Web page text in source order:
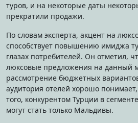
туров, и на некоторые даты
прекратили продажи.
По словам эксперта, акцент на
способствует повышению имиджа
глазах потребителей. Он отметил,
люксовые предложения на данный
рассмотрение бюджетных
аудитория отелей хорошо
того, конкурентом Турции в
могут стать только Мальдивы.